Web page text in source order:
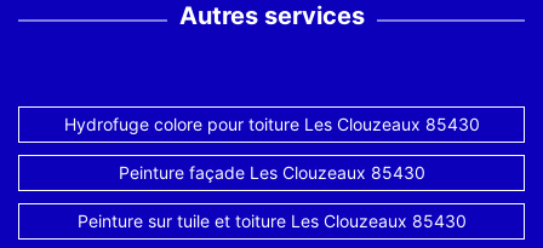
Autres services
Hydrofuge colore pour toiture Les Clouzeaux 85430
Peinture façade Les Clouzeaux 85430
Peinture sur tuile et toiture Les Clouzeaux 85430